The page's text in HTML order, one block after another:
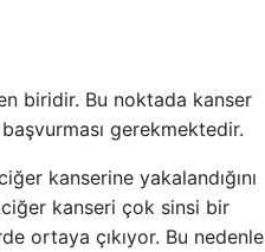
biridir. Bu noktada kanser
gerekmektedir.
kanserine yakalandığını
kanseri çok sinsi bir
ortaya çıkıyor. Bu nedenle